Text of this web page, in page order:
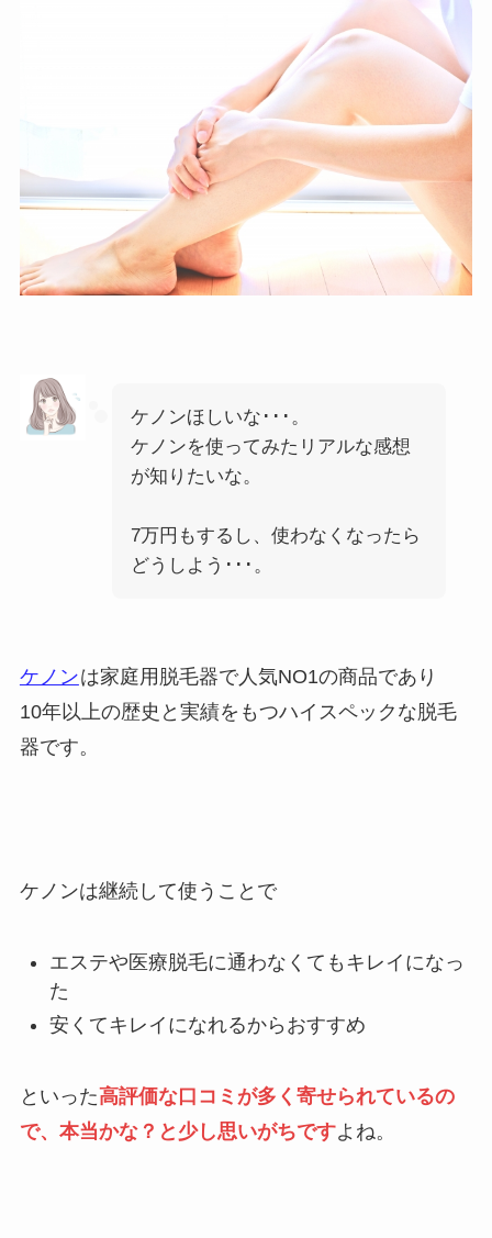
ケノンほしいな･･･。
ケノンを使ってみたリアルな感想
が知りたいな。
7万円もするし、使わなくなったら
どうしよう･･･。
ケノンは家庭用脱毛器で人気NO1の商品であり
10年以上の歴史と実績をもつハイスペックな脱毛
器です。
ケノンは継続して使うことで
エステや医療脱毛に通わなくてもキレイになっ
た
安くてキレイになれるからおすすめ
といった高評価な口コミが多く寄せられているの
で、本当かな？と少し思いがちですよね。